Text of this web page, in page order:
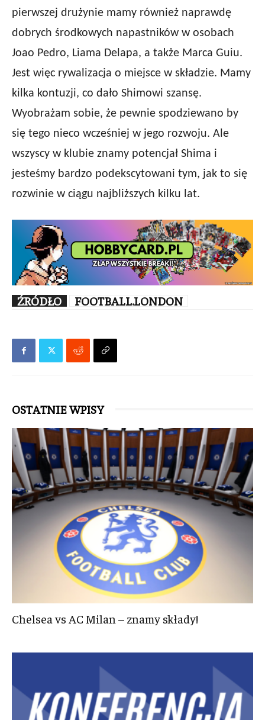
pierwszej drużynie mamy również naprawdę
dobrych środkowych napastników w osobach
Joao Pedro, Liama Delapa, a także Marca Guiu.
Jest więc rywalizacja o miejsce w składzie. Mamy
kilka kontuzji, co dało Shimowi szansę.
Wyobrażam sobie, że pewnie spodziewano by
się tego nieco wcześniej w jego rozwoju. Ale
wszyscy w klubie znamy potencjał Shima i
jesteśmy bardzo podekscytowani tym, jak to się
rozwinie w ciągu najbliższych kilku lat.
ŹRÓDŁO FOOTBALL.LONDON
OSTATNIE WPISY
Chelsea vs AC Milan – znamy składy!